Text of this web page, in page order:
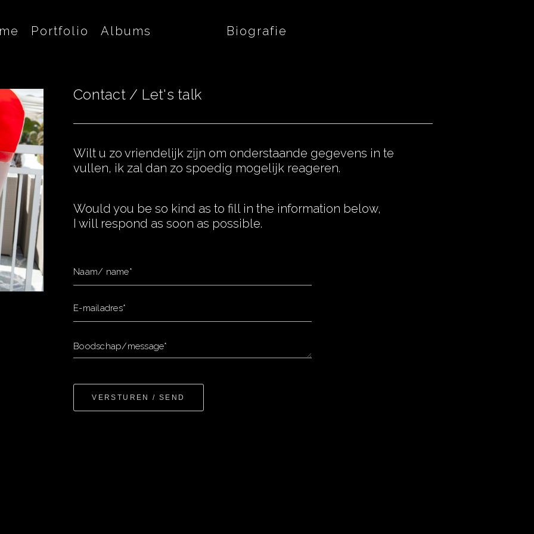
Portfolio Albums Biografie
Contact / Let's talk
Wilt u zo vriendelijk zijn om onderstaande gegevens in te
vullen, ik zal dan zo spoedig mogelijk reageren.
Would you be so kind as to fill in the information below,
I will respond as soon as possible.
Naam/ name*
E-mailadres*
Boodschap/message*
VERSTUREN / SEND